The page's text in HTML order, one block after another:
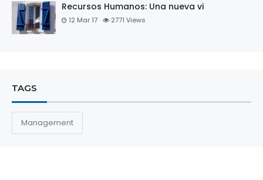
Recursos Humanos: Una nueva vi
12 Mar 17 2771 Views
TAGS
Management